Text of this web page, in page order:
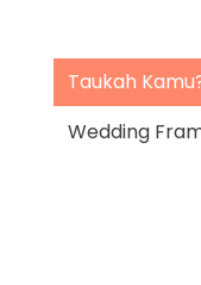
Taukah
Wedding